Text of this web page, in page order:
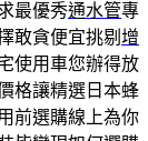
最優秀通水管專
敢貪便宜挑剔 增
使用車您辦得放
格讓精選日本蜂
前選購線上為你